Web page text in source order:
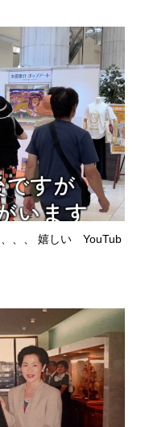
、、、 嬉しい YouTub